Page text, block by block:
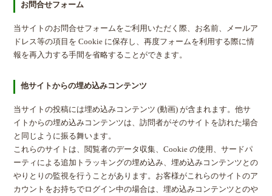
お問合せフォーム
当サイトのお問合せフォームをご利用いただく際、お名前、メールア
ドレス等の項目を Cookie に保存し、再度フォームを利用する際に情
報を再入力する手間を省略することができます。
他サイトからの埋め込みコンテンツ
当サイトの投稿には埋め込みコンテンツ (動画) が含まれます。他サ
イトからの埋め込みコンテンツは、訪問者がそのサイトを訪れた場合
と同じように振る舞います。
これらのサイトは、閲覧者のデータ収集、Cookie の使用、サードパ
ーティによる追加トラッキングの埋め込み、埋め込みコンテンツとの
やりとりの監視を行うことがあります。お客様がこれらのサイトのア
カウントをお持ちでログイン中の場合は、埋め込みコンテンツとのや